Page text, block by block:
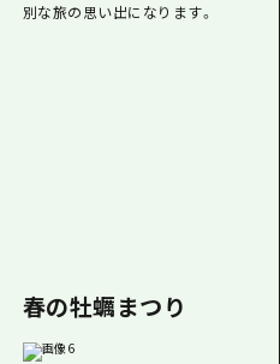
川の水面を眺めながら優雅に食
春の牡蠣まつり